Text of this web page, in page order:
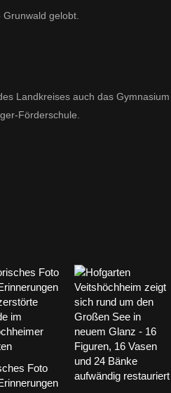
gelobt.
Landkreises auch das Gymnasium
Förderschule.
Foto